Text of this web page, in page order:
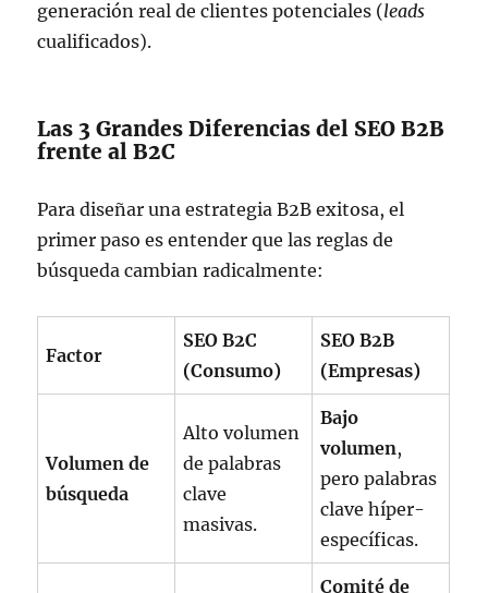
generación real de clientes potenciales (leads
cualificados).
Las 3 Grandes Diferencias del SEO B2B
frente al B2C
Para diseñar una estrategia B2B exitosa, el
primer paso es entender que las reglas de
búsqueda cambian radicalmente:
Factor
SEO B2C
(Consumo)
SEO B2B
(Empresas)
Volumen de
búsqueda
Alto volumen
de palabras
clave
masivas.
Bajo
volumen,
pero palabras
clave híper-
específicas.
Comité de